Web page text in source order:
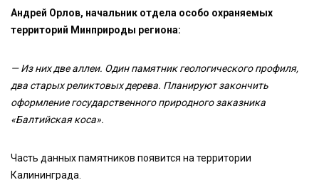
Андрей Орлов, начальник отдела особо охраняемых
территорий Минприроды региона:
— Из них две аллеи. Один памятник геологического профиля,
два старых реликтовых дерева. Планируют закончить
оформление государственного природного заказника
«Балтийская коса».
Часть данных памятников появится на территории
Калининграда.